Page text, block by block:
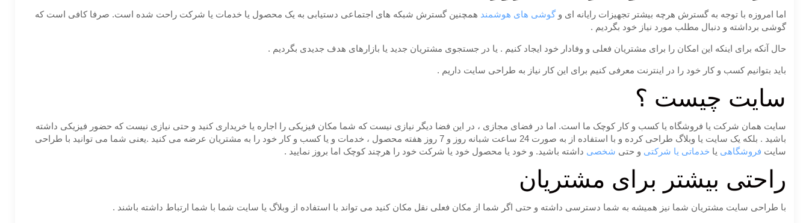
اما امروزه با توجه به گسترش هرچه بیشتر تجهیزات رایانه ای و گوشی های هوشمند همچنین گسترش شبکه های اجتماعی دستیابی به یک محصول یا خدمات یا شرکت راحت شده است. صرفا کافی است که
گوشی برداشته و دنبال مطلب مورد نیاز خود بگردیم .
حال آنکه برای اینکه این امکان را برای مشتریان فعلی و وفادار خود ایجاد کنیم . یا در جستجوی مشتریان جدید یا بازارهای هدف جدیدی بگردیم .
باید بتوانیم کسب و کار خود را در اینترنت معرفی کنیم برای این کار نیاز به طراحی سایت داریم .
سایت چیست ؟
سایت همان شرکت یا فروشگاه یا کسب و کار کوچک ما است. اما در فضای مجازی ، در این فضا دیگر نیازی نیست که شما مکان فیزیکی را اجاره یا خریداری کنید و حتی نیازی نیست که حضور فیزیکی داشته
باشید . بلکه یک سایت یا وبلاگ طراحی کرده و با استفاده از به صورت 24 ساعت شبانه روز و 7 روز هفته محصول ، خدمات و یا کسب و کار خود را به مشتریان عرضه می کنید .یعنی شما می توانید با طراحی
سایت فروشگاهی یا خدماتی یا شرکتی و حتی شخصی داشته باشید. و خود یا محصول خود یا شرکت خود را هرچند کوچک اما بروز نمایید .
راحتی بیشتر برای مشتریان
با طراحی سایت مشتریان شما نیز همیشه به شما دسترسی داشته و حتی اگر شما از مکان فعلی نقل مکان کنید می تواند با استفاده از وبلاگ یا سایت شما با شما ارتباط داشته باشند .